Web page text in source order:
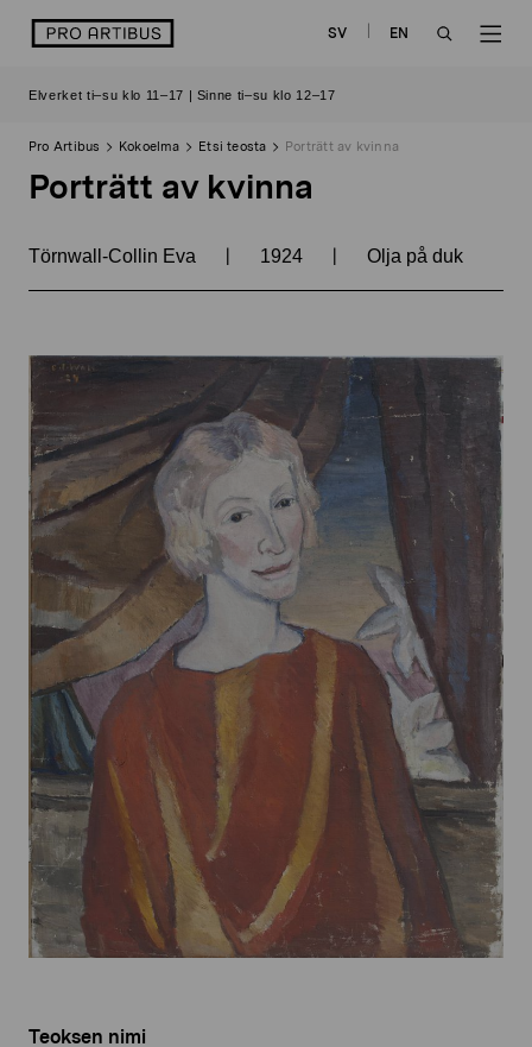
sisältöön
logo SV
EN
Elverket ti–su klo 11–17 | Sinne ti–su klo 12–17
Pro Artibus Kokoelma Etsi teosta Porträtt av kvinna
Porträtt av kvinna
Törnwall-Collin Eva | 1924 | Olja på duk
Teoksen nimi